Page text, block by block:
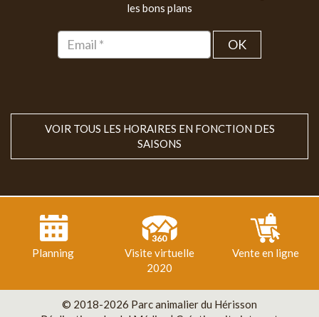
les bons plans
OK
VOIR TOUS LES HORAIRES EN FONCTION DES
SAISONS
Planning
Visite virtuelle
2020
Vente en ligne
© 2018-2026 Parc animalier du Hérisson